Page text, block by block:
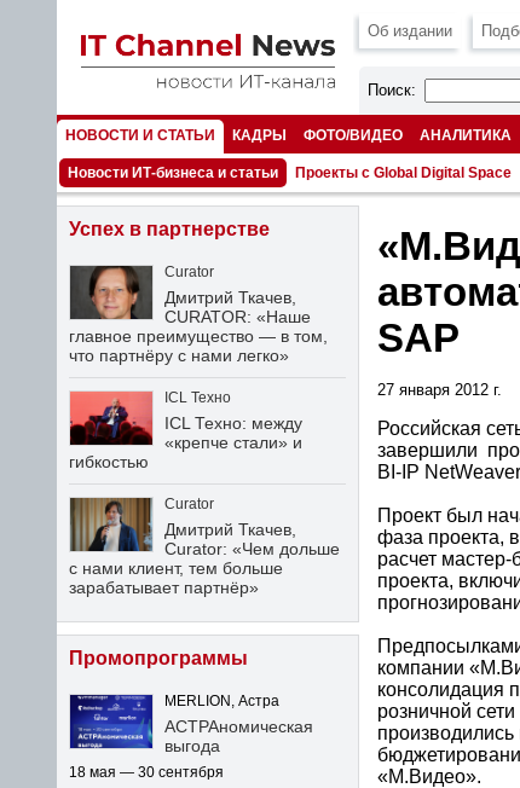
Об издании
Поиск:
НОВОСТИ И СТАТЬИ КАДРЫ ФОТО/ВИДЕО АНАЛИТИКА
НОМЕРА
Новости ИТ-бизнеса и статьи Проекты с Global Digital Space
SAP
27 января 2012 г.
Российская
завершили
BI-IP
Проект был
фаза проекта,
расчет
проекта,
компании
консолидация
розничной
«М.Видео».
Успех в партнерстве
Curator
Дмитрий Ткачев,
CURATOR: «Наше
главное преимущество — в том,
что партнёру с нами легко»
ICL Техно
ICL Техно: между
«крепче стали» и
гибкостью
Curator
Дмитрий Ткачев,
Curator: «Чем дольше
с нами клиент, тем больше
зарабатывает партнёр»
Промопрограммы
MERLION, Астра
АСТРАномическая
выгода
18 мая — 30 сентября